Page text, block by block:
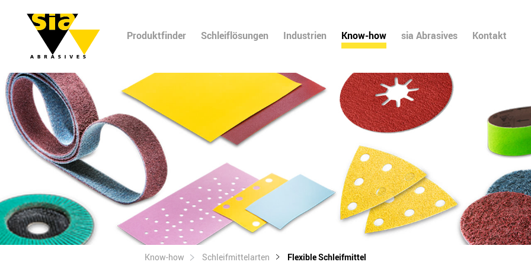
Produktfinder Schleiflösungen Industrien Know-how sia Abrasives Kontakt
Know-how Schleifmittelarten Flexible Schleifmittel